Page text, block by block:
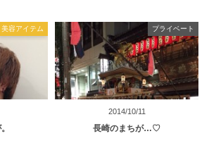
美容アイテム
2014/10/11
プライベート
長崎のまちが…♡